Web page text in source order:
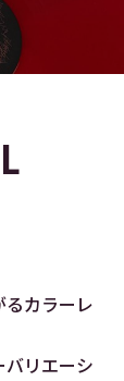
カラーレ
リエーシ